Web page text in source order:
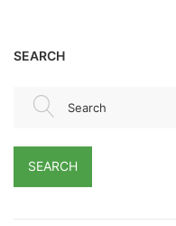
SEARCH
Search
SEARCH